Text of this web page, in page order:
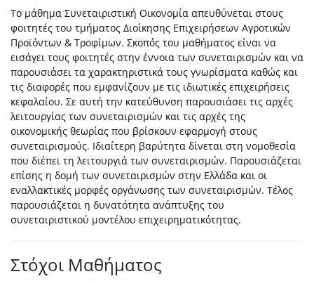
To μάθημα Συνεταιριστική Οικονομία απευθύνεται στους
φοιτητές του τμήματος Διοίκησης Επιχειρήσεων Αγροτικών
Προϊόντων & Τροφίμων. Σκοπός του μαθήματος είναι να
εισάγει τους φοιτητές στην έννοια των συνεταιρισμών και να
παρουσιάσει τα χαρακτηριστικά τους γνωρίσματα καθώς και
τις διαφορές που εμφανίζουν με τις ιδιωτικές επιχειρήσεις
κεφαλαίου. Σε αυτή την κατεύθυνση παρουσιάσει τις αρχές
λειτουργίας των συνεταιρισμών και τις αρχές της
οικονομικής θεωρίας που βρίσκουν εφαρμογή στους
συνεταιρισμούς. Ιδιαίτερη βαρύτητα δίνεται στη νομοθεσία
που διέπει τη λειτουργιά των συνεταιρισμών. Παρουσιάζεται
επίσης η δομή των συνεταιρισμών στην Ελλάδα και οι
εναλλακτικές μορφές οργάνωσης των συνεταιρισμών. Τέλος
παρουσιάζεται η δυνατότητα ανάπτυξης του
συνεταιριστικού μοντέλου επιχειρηματικότητας.
Στόχοι Μαθήματος